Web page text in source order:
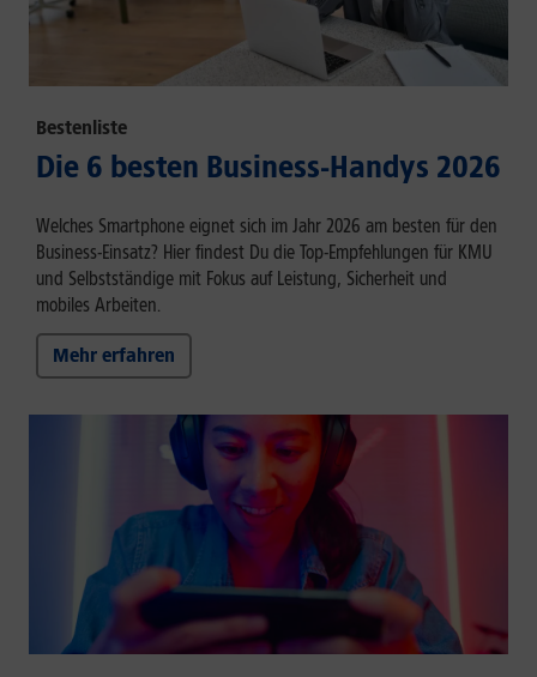
Bestenliste
Die 6 besten Business-Handys 2026
Welches Smartphone eignet sich im Jahr 2026 am besten für den
Business-Einsatz? Hier findest Du die Top-Empfehlungen für KMU
und Selbstständige mit Fokus auf Leistung, Sicherheit und
mobiles Arbeiten.
Mehr erfahren